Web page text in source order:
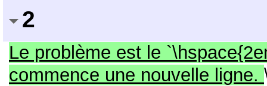
2
Le problème est le
commence une nouvelle ligne.